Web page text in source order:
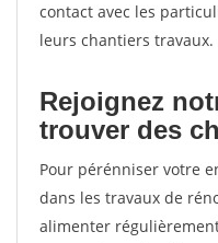
contact avec les
leurs chantiers travaux.
Rejoignez
trouver des
Pour pérénniser votre
dans les travaux de
alimenter